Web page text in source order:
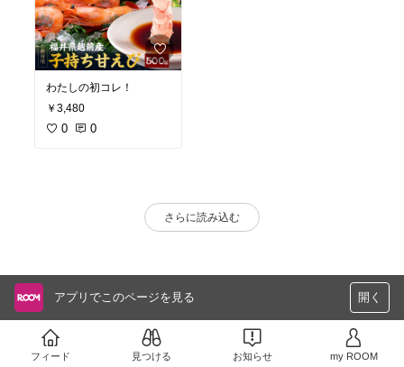
わたしの初コレ！
￥3,480
0 0
さらに読み込む
アプリでこのページを見る 開く
フィード 見つける お知らせ my ROOM